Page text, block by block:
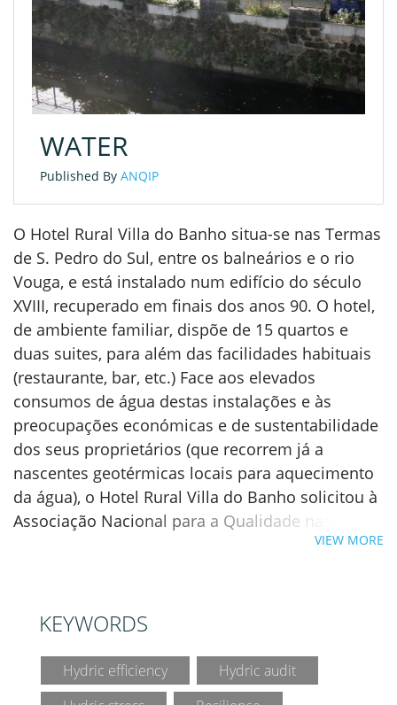
WATER
Published By ANQIP
O Hotel Rural Villa do Banho situa-se nas Termas
de S. Pedro do Sul, entre os balneários e o rio
Vouga, e está instalado num edifício do século
XVIII, recuperado em finais dos anos 90. O hotel,
de ambiente familiar, dispõe de 15 quartos e
duas suites, para além das facilidades habituais
(restaurante, bar, etc.) Face aos elevados
consumos de água destas instalações e às
preocupações económicas e de sustentabilidade
dos seus proprietários (que recorrem já a
nascentes geotérmicas locais para aquecimento
da água), o Hotel Rural Villa do Banho solicitou à
Associação Nacional para a Qualidade nas
Instalações Prediais (ANQIP) a realização de uma
projeto adaptIS. A auditoria realizada pela
chuveiros, autoclismos e torneiras. Foram
também equacionadas outras soluções, como o
VIEW MORE
KEYWORDS
Hydric efficiency
Hydric audit